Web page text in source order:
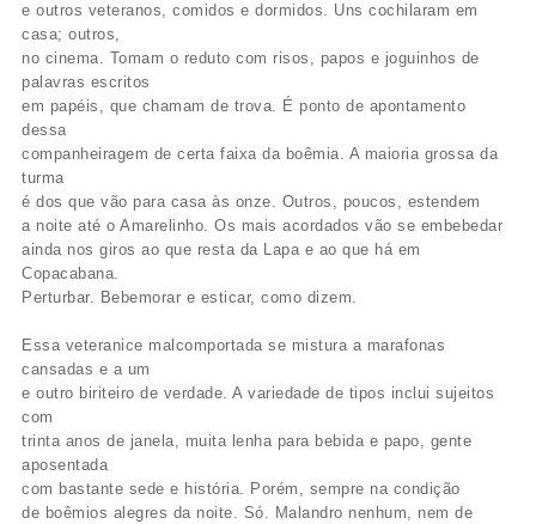
e outros veteranos, comidos e dormidos. Uns cochilaram em
casa; outros,
no cinema. Tomam o reduto com risos, papos e joguinhos de
palavras escritos
em papéis, que chamam de trova. É ponto de apontamento
dessa
companheiragem de certa faixa da boêmia. A maioria grossa da
turma
é dos que vão para casa às onze. Outros, poucos, estendem
a noite até o Amarelinho. Os mais acordados vão se embebedar
ainda nos giros ao que resta da Lapa e ao que há em
Copacabana.
Perturbar. Bebemorar e esticar, como dizem.
Essa veteranice malcomportada se mistura a marafonas
cansadas e a um
e outro biriteiro de verdade. A variedade de tipos inclui sujeitos
com
trinta anos de janela, muita lenha para bebida e papo, gente
aposentada
com bastante sede e história. Porém, sempre na condição
de boêmios alegres da noite. Só. Malandro nenhum, nem de